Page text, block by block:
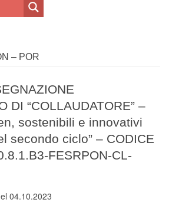
– POR
DI “COLLAUDATORE” –
sostenibili e innovativi
secondo ciclo” – CODICE
FESRPON-CL-
04.10.2023